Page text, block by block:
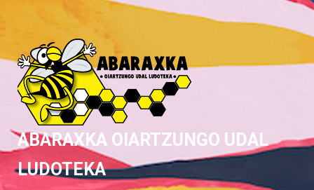
to
content
ABARAXKA OIARTZUNGO UDAL
LUDOTEKA